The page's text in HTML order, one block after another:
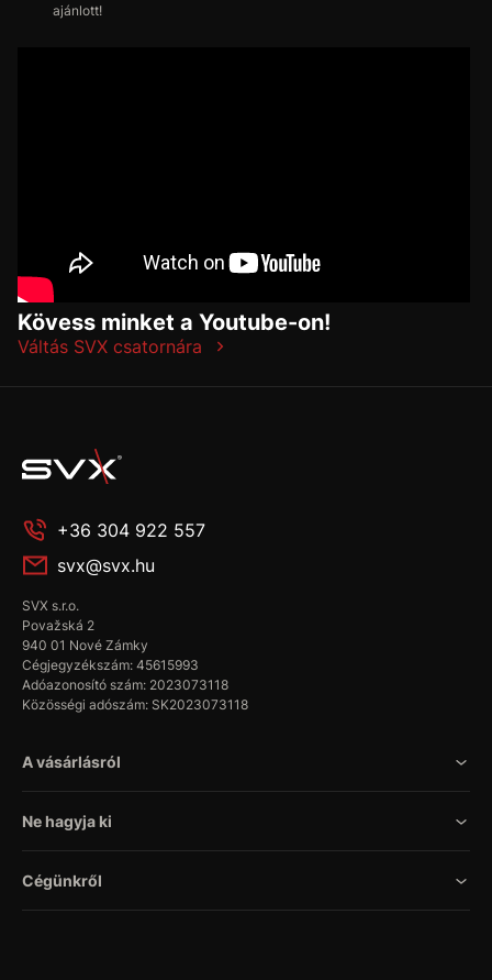
ajánlott!
Kövess minket a Youtube-on!
Váltás SVX csatornára
+36 304 922 557
svx@svx.hu
SVX s.r.o.
Považská 2
940 01 Nové Zámky
Cégjegyzékszám: 45615993
Adóazonosító szám: 2023073118
Közösségi adószám: SK2023073118
A vásárlásról
Ne hagyja ki
Cégünkről